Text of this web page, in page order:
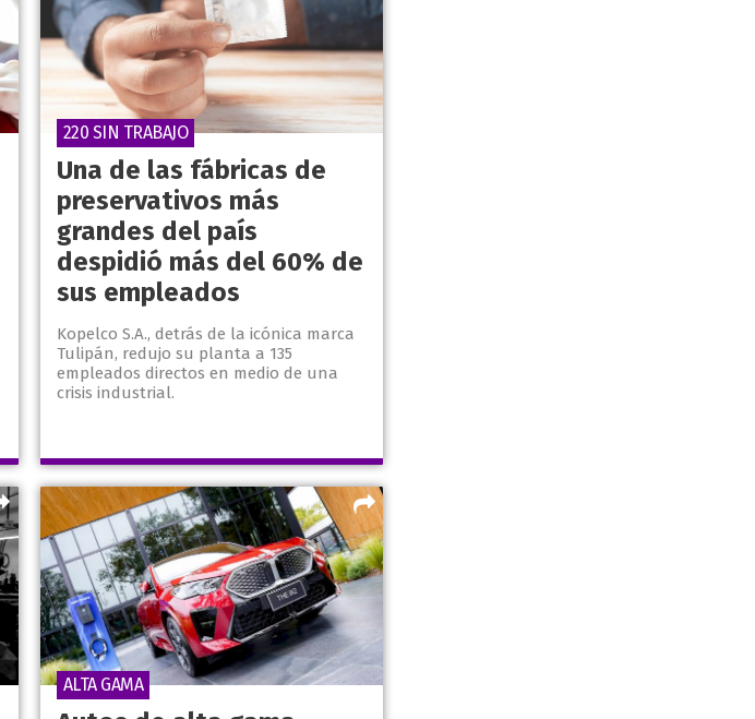
Una de las fábricas de
preservativos más
grandes del país
despidió más del 60% de
sus empleados
Kopelco S.A., detrás de la icónica marca
Tulipán, redujo su planta a 135
empleados directos en medio de una
crisis industrial.
220 SIN TRABAJO
ALTA GAMA